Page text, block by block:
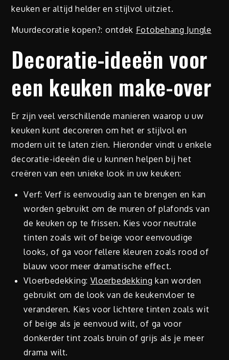
keuken er altijd helder en stijlvol uitziet.
Muurdecoratie kopen?: ontdek Fotobehang Jungle
Decoratie-ideeën voor
een keuken make-over
Er zijn veel verschillende manieren waarop u uw
keuken kunt decoreren om het er stijlvol en
modern uit te laten zien. Hieronder vindt u enkele
decoratie-ideeën die u kunnen helpen bij het
creëren van een unieke look in uw keuken:
Verf: Verf is eenvoudig aan te brengen en kan
worden gebruikt om de muren of plafonds van
de keuken op te frissen. Kies voor neutrale
tinten zoals wit of beige voor eenvoudige
looks, of ga voor fellere kleuren zoals rood of
blauw voor meer dramatische effect.
Vloerbedekking: Vloerbedekking kan worden
gebruikt om de look van de keukenvloer te
veranderen. Kies voor lichtere tinten zoals wit
of beige als je eenvoud wilt, of ga voor
donkerder tint zoals bruin of grijs als je meer
drama wilt.